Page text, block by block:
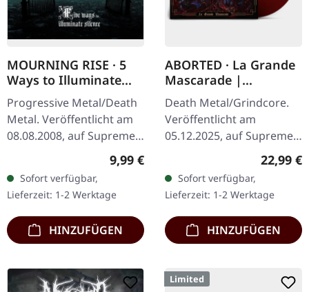
MOURNING RISE · 5
Ways to Illuminate
Silence | DIGIPAK CD
Progressive Metal/Death
Metal. Veröffentlicht am
08.08.2008, auf Supreme
Chaos Records. Limitierte
CD-Version im DigiPak mit
12-seitgem Booklet.…
Regulärer Preis:
9,99 €
Sofort verfügbar,
Lieferzeit: 1-2 Werktage
HINZUFÜGEN
ABORTED · La Grande
Mascarade |
TRANSPARENT
RED/BLACK LP
Death Metal/Grindcore.
Veröffentlicht am
05.12.2025, auf Supreme
Chaos Records. Zum
ersten Mal auf Vinyl mit
speziellem Mastering
extra für Vinyl.…
22,99 €
Sofort verfügbar,
Lieferzeit: 1-2 Werktage
HINZUFÜGEN
Limited